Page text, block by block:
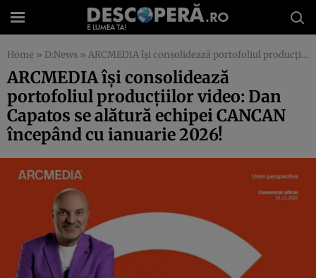
Home » D:News » ARCMEDIA își consolidează portofoliul producțiilor video: Dan Capatos se alătură echipei CANCAN începând cu ianuarie 2026!
ARCMEDIA își consolidează
portofoliul producțiilor video: Dan
Capatos se alătură echipei CANCAN
începând cu ianuarie 2026!